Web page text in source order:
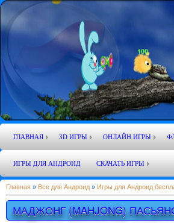
ГЛАВНАЯ 3D ИГРЫ ОНЛАЙН ИГРЫ
ИГРЫ ДЛЯ АНДРОИД СКАЧАТЬ ИГРЫ
Главная » Все для Андроид » Игры для Андроид
МАДЖОНГ (MAHJONG)